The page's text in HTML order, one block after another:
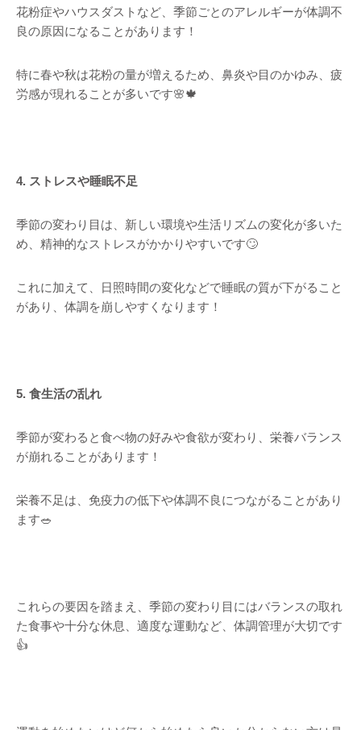
花粉症やハウスダストなど、季節ごとのアレルギーが体調不
良の原因になることがあります！
特に春や秋は花粉の量が増えるため、鼻炎や目のかゆみ、疲
労感が現れることが多いです🌸🍁
4. ストレスや睡眠不足
季節の変わり目は、新しい環境や生活リズムの変化が多いた
め、精神的なストレスがかかりやすいです🙄
これに加えて、日照時間の変化などで睡眠の質が下がること
があり、体調を崩しやすくなります！
5. 食生活の乱れ
季節が変わると食べ物の好みや食欲が変わり、栄養バランス
が崩れることがあります！
栄養不足は、免疫力の低下や体調不良につながることがあり
ます🥗
これらの要因を踏まえ、季節の変わり目にはバランスの取れ
た食事や十分な休息、適度な運動など、体調管理が大切です
👍